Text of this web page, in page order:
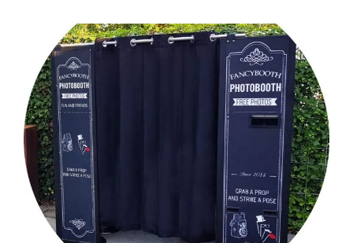
DE
MAGIE